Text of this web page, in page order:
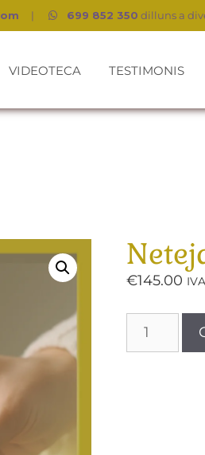
| 699 852 350 dilluns a
VIDEOTECA TESTIMONIS
€145.00